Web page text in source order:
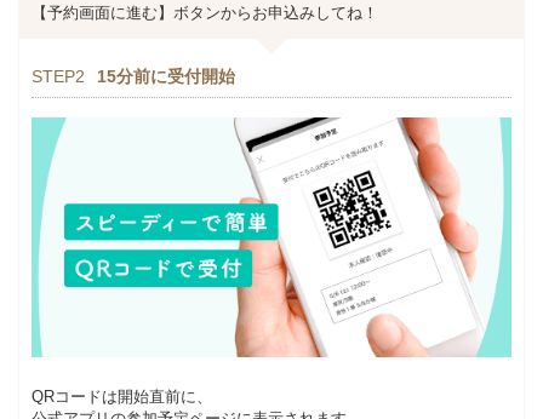
【予約画面に進む】ボタンからお申込みしてね！
STEP2 15分前に受付開始
QRコードは開始直前に、